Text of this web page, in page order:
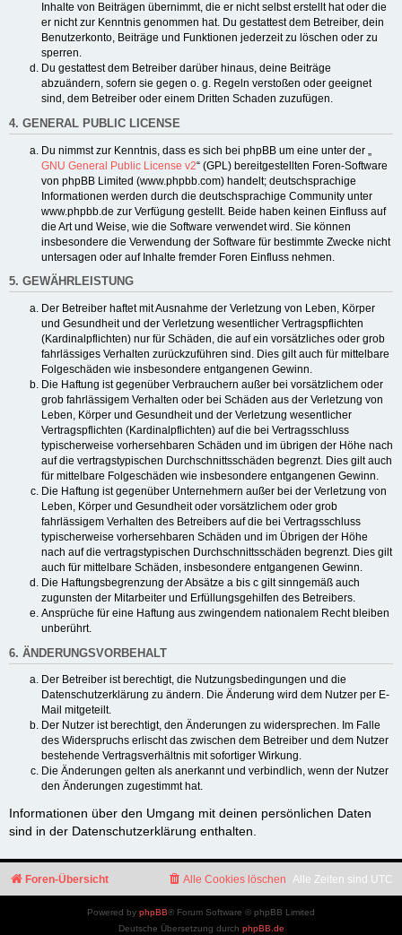
Inhalte von Beiträgen übernimmt, die er nicht selbst erstellt hat oder die
er nicht zur Kenntnis genommen hat. Du gestattest dem Betreiber, dein
Benutzerkonto, Beiträge und Funktionen jederzeit zu löschen oder zu
sperren.
Du gestattest dem Betreiber darüber hinaus, deine Beiträge
abzuändern, sofern sie gegen o. g. Regeln verstoßen oder geeignet
sind, dem Betreiber oder einem Dritten Schaden zuzufügen.
4. GENERAL PUBLIC LICENSE
Du nimmst zur Kenntnis, dass es sich bei phpBB um eine unter der „
GNU General Public License v2“ (GPL) bereitgestellten Foren-Software
von phpBB Limited (www.phpbb.com) handelt; deutschsprachige
Informationen werden durch die deutschsprachige Community unter
www.phpbb.de zur Verfügung gestellt. Beide haben keinen Einfluss auf
die Art und Weise, wie die Software verwendet wird. Sie können
insbesondere die Verwendung der Software für bestimmte Zwecke nicht
untersagen oder auf Inhalte fremder Foren Einfluss nehmen.
5. GEWÄHRLEISTUNG
Der Betreiber haftet mit Ausnahme der Verletzung von Leben, Körper
und Gesundheit und der Verletzung wesentlicher Vertragspflichten
(Kardinalpflichten) nur für Schäden, die auf ein vorsätzliches oder grob
fahrlässiges Verhalten zurückzuführen sind. Dies gilt auch für mittelbare
Folgeschäden wie insbesondere entgangenen Gewinn.
Die Haftung ist gegenüber Verbrauchern außer bei vorsätzlichem oder
grob fahrlässigem Verhalten oder bei Schäden aus der Verletzung von
Leben, Körper und Gesundheit und der Verletzung wesentlicher
Vertragspflichten (Kardinalpflichten) auf die bei Vertragsschluss
typischerweise vorhersehbaren Schäden und im übrigen der Höhe nach
auf die vertragstypischen Durchschnittsschäden begrenzt. Dies gilt auch
für mittelbare Folgeschäden wie insbesondere entgangenen Gewinn.
Die Haftung ist gegenüber Unternehmern außer bei der Verletzung von
Leben, Körper und Gesundheit oder vorsätzlichem oder grob
fahrlässigem Verhalten des Betreibers auf die bei Vertragsschluss
typischerweise vorhersehbaren Schäden und im Übrigen der Höhe
nach auf die vertragstypischen Durchschnittsschäden begrenzt. Dies gilt
auch für mittelbare Schäden, insbesondere entgangenen Gewinn.
Die Haftungsbegrenzung der Absätze a bis c gilt sinngemäß auch
zugunsten der Mitarbeiter und Erfüllungsgehilfen des Betreibers.
Ansprüche für eine Haftung aus zwingendem nationalem Recht bleiben
unberührt.
6. ÄNDERUNGSVORBEHALT
Der Betreiber ist berechtigt, die Nutzungsbedingungen und die
Datenschutzerklärung zu ändern. Die Änderung wird dem Nutzer per E-
Mail mitgeteilt.
Der Nutzer ist berechtigt, den Änderungen zu widersprechen. Im Falle
des Widerspruchs erlischt das zwischen dem Betreiber und dem Nutzer
bestehende Vertragsverhältnis mit sofortiger Wirkung.
Die Änderungen gelten als anerkannt und verbindlich, wenn der Nutzer
den Änderungen zugestimmt hat.
Informationen über den Umgang mit deinen persönlichen Daten
sind in der Datenschutzerklärung enthalten.
Foren-Übersicht Alle Zeiten sind UTC
Alle Cookies löschen
Powered by phpBB® Forum Software © phpBB Limited
Deutsche Übersetzung durch phpBB.de